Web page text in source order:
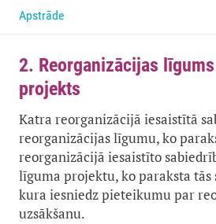
Apstrāde
2. Reorganizācijas
projekts
Katra reorganizācijā iesaistītā
reorganizācijas līgumu, ko
reorganizācijā iesaistīto
līguma projektu, ko paraksta tās
kura iesniedz pieteikumu par
uzsākšanu.